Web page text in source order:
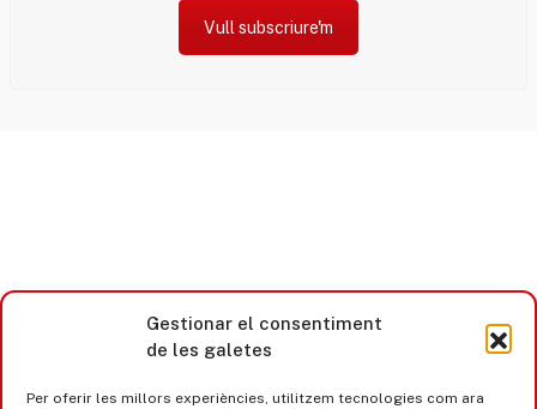
Gestionar el consentiment
de les galetes
Per oferir les millors experiències, utilitzem tecnologies com ara
Vull subscriure'm